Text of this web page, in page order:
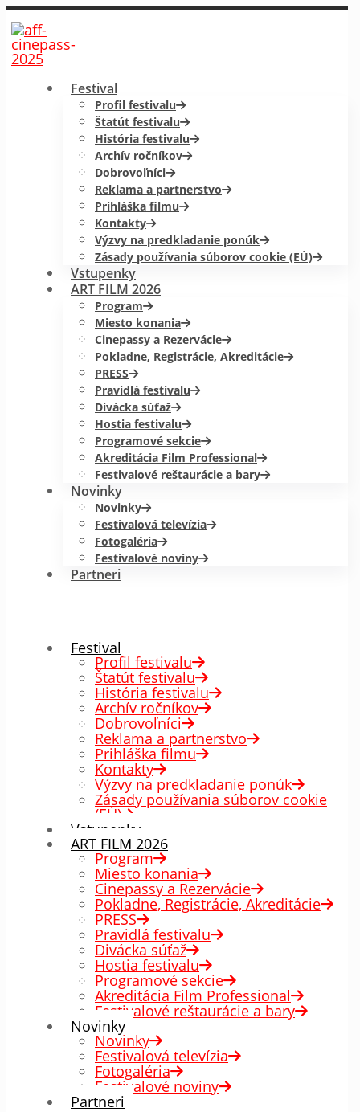
Festival
Profil festivalu
Štatút festivalu
História festivalu
Archív ročníkov
Dobrovoľníci
Reklama a partnerstvo
Prihláška filmu
Kontakty
Výzvy na predkladanie ponúk
Zásady používania súborov cookie (EÚ)
Vstupenky
ART FILM 2026
Program
Miesto konania
Cinepassy a Rezervácie
Pokladne, Registrácie, Akreditácie
PRESS
Pravidlá festivalu
Divácka súťaž
Hostia festivalu
Programové sekcie
Akreditácia Film Professional
Festivalové reštaurácie a bary
Novinky
Novinky
Festivalová televízia
Fotogaléria
Festivalové noviny
Partneri
Festival
Profil festivalu
Štatút festivalu
História festivalu
Archív ročníkov
Dobrovoľníci
Reklama a partnerstvo
Prihláška filmu
Kontakty
Výzvy na predkladanie ponúk
Zásady používania súborov cookie
(EÚ)
Vstupenky
ART FILM 2026
Program
Miesto konania
Cinepassy a Rezervácie
Pokladne, Registrácie, Akreditácie
PRESS
Pravidlá festivalu
Divácka súťaž
Hostia festivalu
Programové sekcie
Akreditácia Film Professional
Festivalové reštaurácie a bary
Novinky
Novinky
Festivalová televízia
Fotogaléria
Festivalové noviny
Partneri